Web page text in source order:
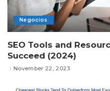
Negocios
SEO Tools and
Succeed (2024)
November 22, 2023